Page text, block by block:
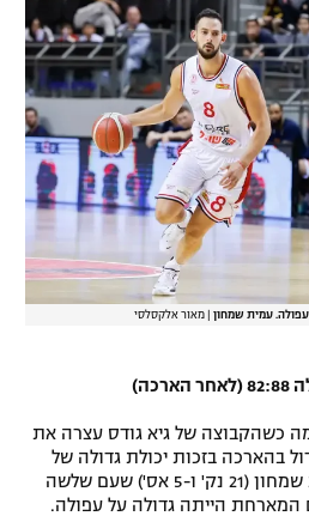
עמית שמחון מאור אלקסלסי
כשהקבוצה של גיא גודס עצרה את
בהארכה בזכות יכולת גדולה של
מייק מקגורל (22 נק') ועמית שמחון (21 נק' ו-5 אס') שעם שלשה
הייתה גדולה על עפולה.